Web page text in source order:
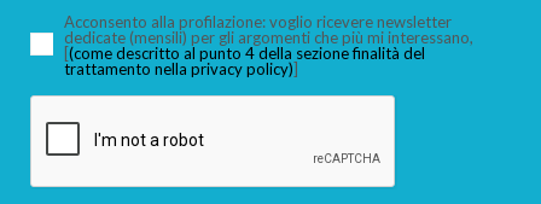
Acconsento alla profilazione: voglio ricevere newsletter
dedicate (mensili) per gli argomenti che più mi interessano,
[(come descritto al punto 4 della sezione finalità del
trattamento nella privacy policy)]